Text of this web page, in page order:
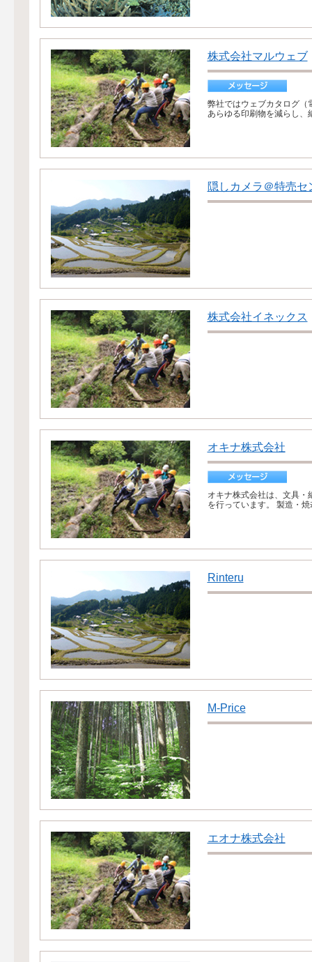
株式会社マルウェブ
弊社ではウェブカタログ（
あらゆる印刷物を減らし、
隠しカメラ＠特売セ
株式会社イネックス
オキナ株式会社
オキナ株式会社は、文具・
を行っています。 製造・
Rinteru
M-Price
エオナ株式会社